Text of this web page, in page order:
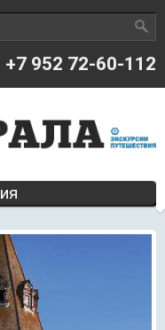
+7 952 72-60-112